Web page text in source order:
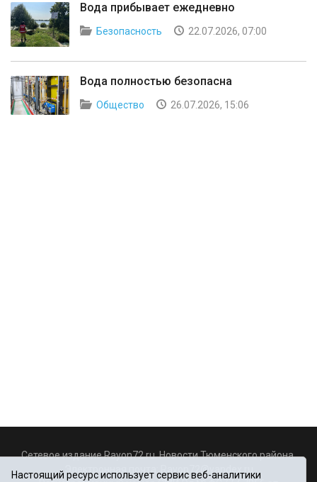
Вода прибывает ежедневно
Безопасность 22.07.2026, 07:00
Вода полностью безопасна
Общество 26.07.2026, 15:06
Сетевое издание Rayon72.ru. Новости Тюменского района.
Rayon72@yandex.ru
Настоящий ресурс использует сервис веб-аналитики